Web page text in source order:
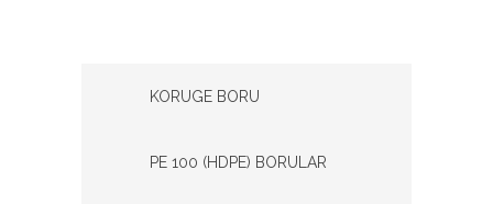
KORUGE BORU
PE 100 (HDPE) BORULAR